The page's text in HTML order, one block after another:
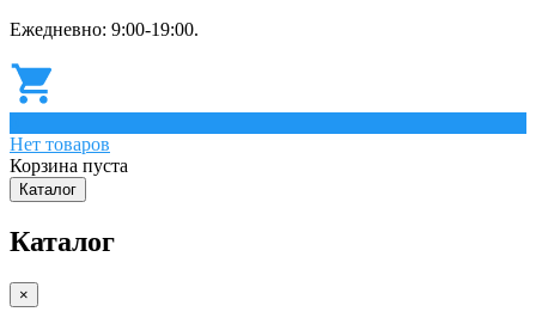
Ежедневно: 9:00-19:00.
Нет товаров
Корзина пуста
Каталог
Каталог
×